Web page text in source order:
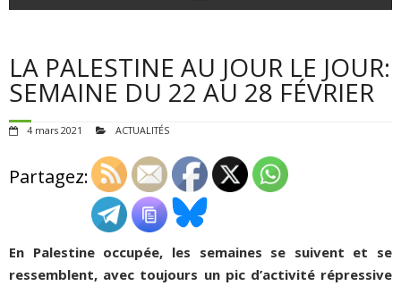
POUR AGIR
QUI SOMMES-NOUS ?
ADHÉSIONS, DONS, CONTACT
LA PALESTINE AU JOUR LE JOUR:
SEMAINE DU 22 AU 28 FÉVRIER
4 mars 2021 ACTUALITÉS
Partagez:
En Palestine occupée, les semaines se suivent et se
ressemblent, avec toujours un pic d’activité répressive